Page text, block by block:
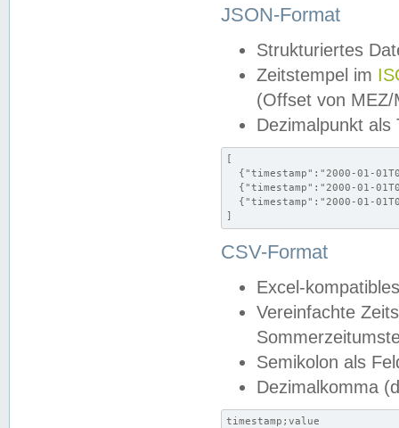
JSON-Format
Strukturiertes
Zeitstempel im
(Offset von MEZ/
Dezimalpunkt als
[
{"timestamp":"2000-01-
{"timestamp":"2000-01-
{"timestamp":"2000-01-
]
CSV-Format
Excel-
Vereinfachte
Semikolon als
Dezimalkomma
timestamp;value